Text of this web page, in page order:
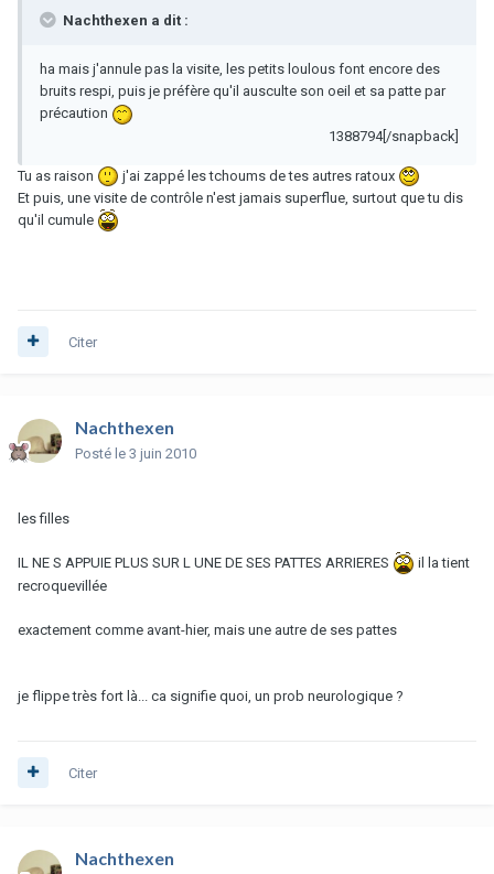
Nachthexen a dit :
ha mais j'annule pas la visite, les petits loulous font encore des
bruits respi, puis je préfère qu'il ausculte son oeil et sa patte par
précaution
1388794[/snapback]
Tu as raison
j'ai zappé les tchoums de tes autres ratoux
Et puis, une visite de contrôle n'est jamais superflue, surtout que tu dis
qu'il cumule
Citer
Nachthexen
Posté le 3 juin 2010
les filles
IL NE S APPUIE PLUS SUR L UNE DE SES PATTES ARRIERES
il la tient
recroquevillée
exactement comme avant-hier, mais une autre de ses pattes
je flippe très fort là... ca signifie quoi, un prob neurologique ?
Citer
Nachthexen